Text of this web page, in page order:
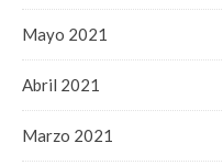
Mayo 2021
Abril 2021
Marzo 2021